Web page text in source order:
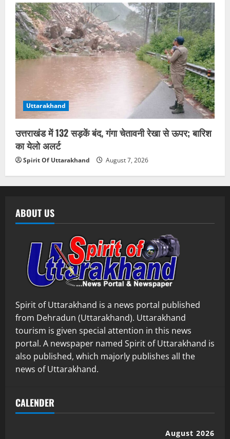
Uttarakhand
उत्तराखंड में 132 सड़कें बंद, गंगा चेतावनी रेखा से ऊपर; बारिश
का येलो अलर्ट
Spirit Of Uttarakhand August 7, 2026
ABOUT US
Spirit of Uttarakhand is a news portal published
from Dehradun (Uttarakhand). Uttarakhand
tourism is given special attention in this news
portal. A newspaper named Spirit of Uttarakhand is
also published, which majorly publishes all the
news of Uttarakhand.
CALENDER
August 2026